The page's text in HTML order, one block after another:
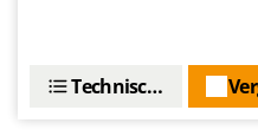
Technische Daten